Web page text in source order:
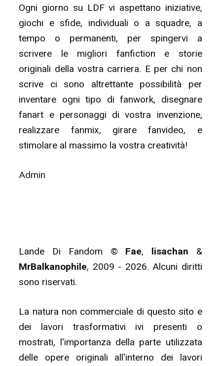
Ogni giorno su LDF vi aspettano iniziative,
giochi e sfide, individuali o a squadre, a
tempo o permanenti, per spingervi a
scrivere le migliori fanfiction e storie
originali della vostra carriera. E per chi non
scrive ci sono altrettante possibilità per
inventare ogni tipo di fanwork, disegnare
fanart e personaggi di vostra invenzione,
realizzare fanmix, girare fanvideo, e
stimolare al massimo la vostra creatività!
Admin
Lande Di Fandom © Fae, lisachan &
MrBalkanophile, 2009 - 2026. Alcuni diritti
sono riservati.
La natura non commerciale di questo sito e
dei lavori trasformativi ivi presenti o
mostrati, l'importanza della parte utilizzata
delle opere originali all'interno dei lavori